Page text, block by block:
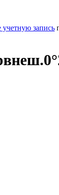
учетную запись